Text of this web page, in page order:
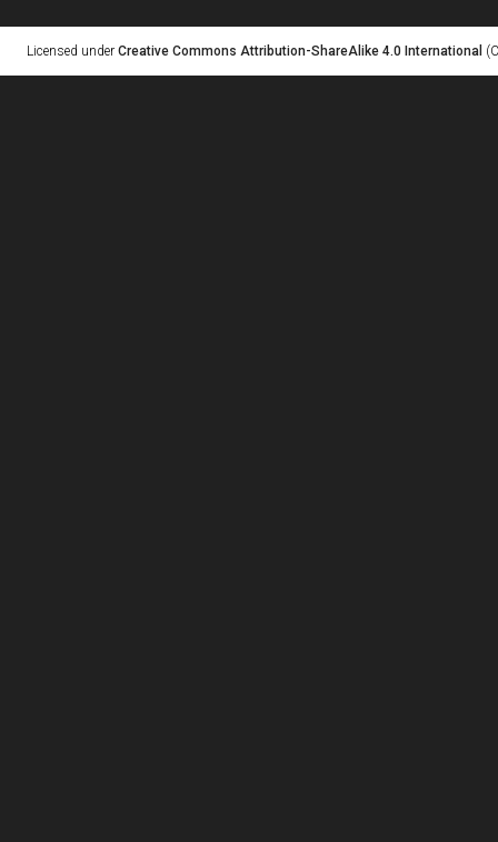
Licensed under Creative Commons Attribution-ShareAlike 4.0 International